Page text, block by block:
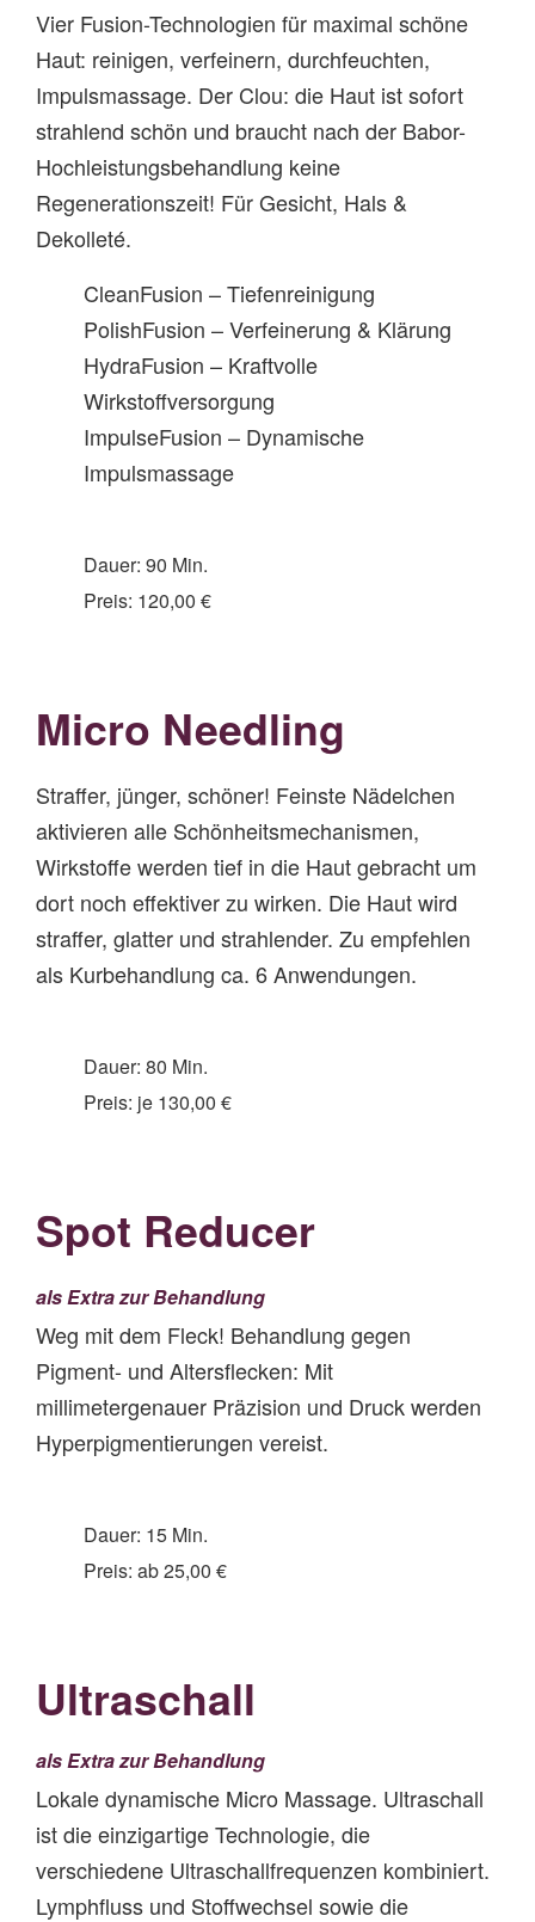
Vier Fusion-Technologien für maximal schöne
Haut: reinigen, verfeinern, durchfeuchten,
Impulsmassage. Der Clou: die Haut ist sofort
strahlend schön und braucht nach der Babor-
Hochleistungsbehandlung keine
Regenerationszeit! Für Gesicht, Hals &
Dekolleté.
CleanFusion – Tiefenreinigung
PolishFusion – Verfeinerung & Klärung
HydraFusion – Kraftvolle
Wirkstoffversorgung
ImpulseFusion – Dynamische
Impulsmassage
Dauer: 90 Min.
Preis: 120,00 €
Micro Needling
Straffer, jünger, schöner! Feinste Nädelchen
aktivieren alle Schönheitsmechanismen,
Wirkstoffe werden tief in die Haut gebracht um
dort noch effektiver zu wirken. Die Haut wird
straffer, glatter und strahlender. Zu empfehlen
als Kurbehandlung ca. 6 Anwendungen.
Dauer: 80 Min.
Preis: je 130,00 €
Spot Reducer
als Extra zur Behandlung
Weg mit dem Fleck! Behandlung gegen
Pigment- und Altersflecken: Mit
millimetergenauer Präzision und Druck werden
Hyperpigmentierungen vereist.
Dauer: 15 Min.
Preis: ab 25,00 €
Ultraschall
als Extra zur Behandlung
Lokale dynamische Micro Massage. Ultraschall
ist die einzigartige Technologie, die
verschiedene Ultraschallfrequenzen kombiniert.
Lymphfluss und Stoffwechsel sowie die